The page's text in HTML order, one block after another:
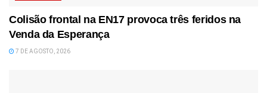
Colisão frontal na EN17 provoca três feridos na
Venda da Esperança
7 DE AGOSTO, 2026